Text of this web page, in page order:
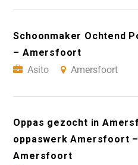
Schoonmaker Ochtend
– Amersfoort
Asito
Amersfoort
Oppas gezocht in
oppaswerk Amersfoort
Amersfoort